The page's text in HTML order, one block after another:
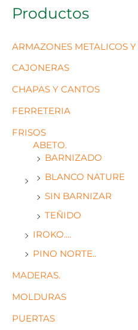
Productos
ARMAZONES METALICOS
CAJONERAS
CHAPAS Y CANTOS
FERRETERIA
FRISOS
ABETO.
BARNIZADO
BLANCO NATURE
SIN BARNIZAR
TEÑIDO
IROKO....
PINO NORTE..
MADERAS.
MOLDURAS
PUERTAS